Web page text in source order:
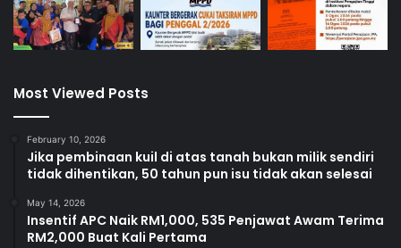
Most Viewed Posts
February 10, 2026
Jika pembinaan kuil di atas tanah bukan milik sendiri
tidak dihentikan, 50 tahun pun isu tidak akan selesai
May 14, 2026
Insentif APC Naik RM1,000, 535 Penjawat Awam Terima
RM2,000 Buat Kali Pertama